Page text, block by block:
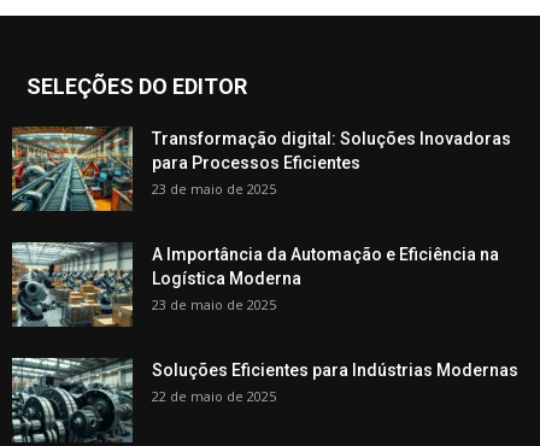
SELEÇÕES DO EDITOR
Transformação digital: Soluções Inovadoras
para Processos Eficientes
23 de maio de 2025
A Importância da Automação e Eficiência na
Logística Moderna
23 de maio de 2025
Soluções Eficientes para Indústrias Modernas
22 de maio de 2025